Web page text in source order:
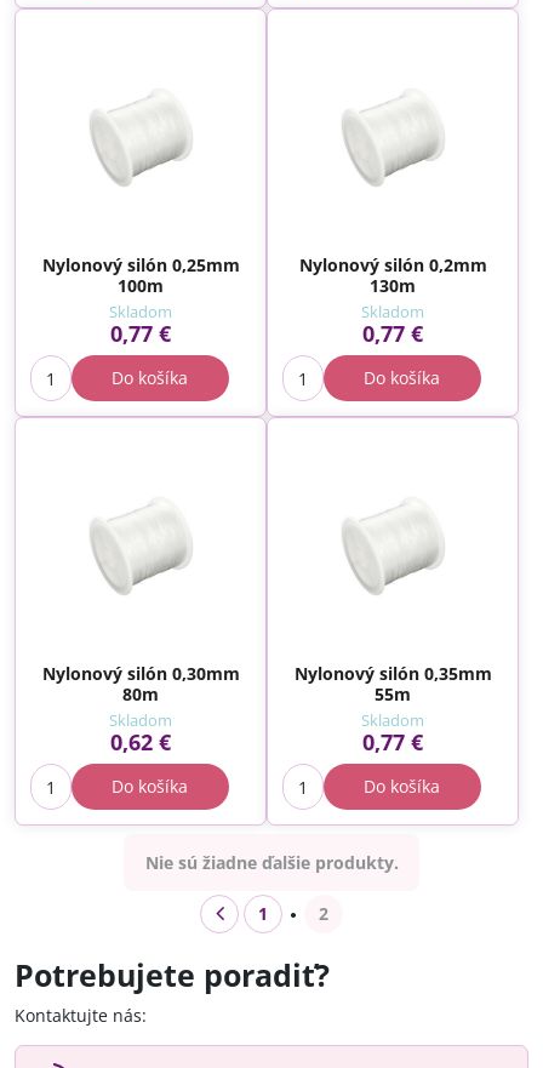
Nylonový silón 0,25mm
100m
Skladom
0,77 €
Do košíka
Nylonový silón 0,2mm
130m
Skladom
0,77 €
Do košíka
Nylonový silón 0,30mm
80m
Skladom
0,62 €
Do košíka
Nylonový silón 0,35mm
55m
Skladom
0,77 €
Do košíka
Nie sú žiadne ďalšie produkty.
1 2
Potrebujete poradiť?
Kontaktujte nás: